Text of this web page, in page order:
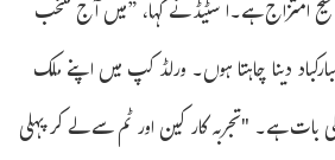
امتزاج ہے۔ا سٹیڈ نے کہا، ”میں آج منتخب
کو مبارکباد دینا چاہتا ہوں۔ ورلڈ کپ میں اپنے ملک
بات ہے۔ "تجربہ کار کین اور ٹم سے لے کر پہلی